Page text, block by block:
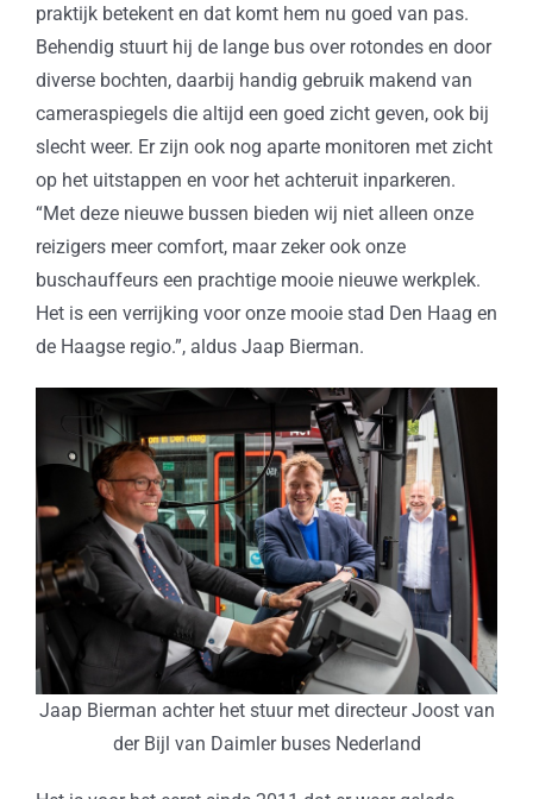
praktijk betekent en dat komt hem nu goed van pas.
Behendig stuurt hij de lange bus over rotondes en door
diverse bochten, daarbij handig gebruik makend van
cameraspiegels die altijd een goed zicht geven, ook bij
slecht weer. Er zijn ook nog aparte monitoren met zicht
op het uitstappen en voor het achteruit inparkeren.
“Met deze nieuwe bussen bieden wij niet alleen onze
reizigers meer comfort, maar zeker ook onze
buschauffeurs een prachtige mooie nieuwe werkplek.
Het is een verrijking voor onze mooie stad Den Haag en
de Haagse regio.”, aldus Jaap Bierman.
Jaap Bierman achter het stuur met directeur Joost van
der Bijl van Daimler buses Nederland